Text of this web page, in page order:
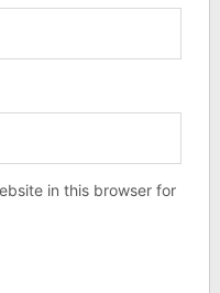
in this browser for